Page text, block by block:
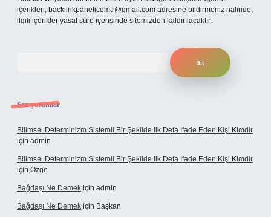
içerikleri, backlinkpanelicomtr@gmail.com adresine bildirmeniz halinde,
ilgili içerikler yasal süre içerisinde sitemizden kaldırılacaktır.
Son yorumlar
Bilimsel Determinizm Sistemli Bir Şekilde Ilk Defa Ifade Eden Kişi Kimdir
için admin
Bilimsel Determinizm Sistemli Bir Şekilde Ilk Defa Ifade Eden Kişi Kimdir
için Özge
Bağdaşı Ne Demek için admin
Bağdaşı Ne Demek için Başkan